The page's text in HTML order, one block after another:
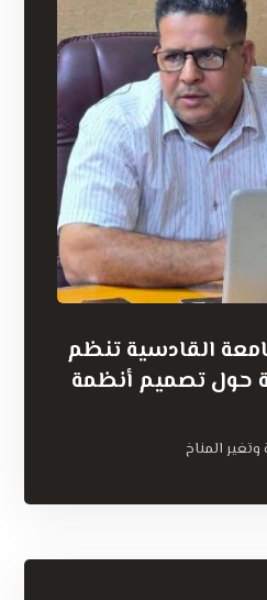
القادسية تنظم
حول تصميم أنظمة
وتغير المناخ